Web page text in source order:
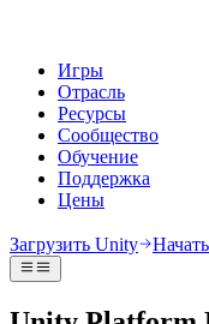
Игры
Отрасль
Ресурсы
Сообщество
Обучение
Поддержка
Цены
Движок Unity
3D сотрудничество
Документация
Официальные
Обсуждения
Обсуждать, решать
Unity Learn
Получить помощь
Загрузить Unity